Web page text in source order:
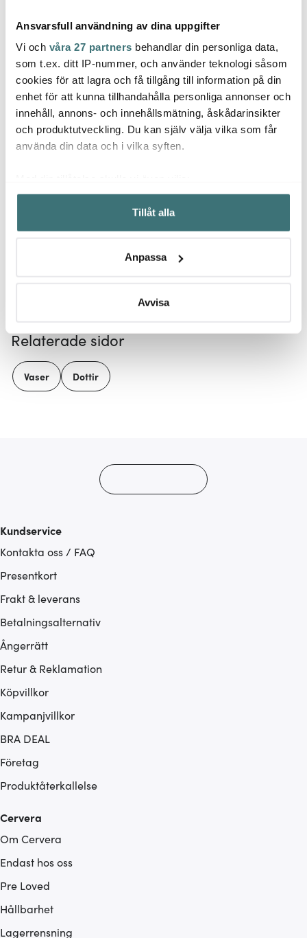
Ansvarsfull användning av dina uppgifter
Vi och våra 27 partners behandlar din personliga data,
som t.ex. ditt IP-nummer, och använder teknologi såsom
cookies för att lagra och få tillgång till information på din
enhet för att kunna tillhandahålla personliga annonser och
innehåll, annons- och innehållsmätning, åskådarinsikter
och produktutveckling. Du kan själv välja vilka som får
använda din data och i vilka syften.
Samla in information om din geografiska plats som
kan ha en noggrannhet på upp till flera meter
Identifiera din enhet genom att aktivt skanna den för
Ta reda på mer om hur dina personliga uppgifter
Du kan ändra eller dra tillbaka ditt samtycke när som
Vi använder cookies för att innehållet och annonserna
ska anpassas efter det som vi tror att du tycker om. Det
gör också att vi kan analysera vår trafik och göra
Tillåt alla
Anpassa
Avvisa
Dottir
Pipanella ljushållare
vägg 11,5 cm midnight
519 kr
Dottir
Winter Stories
ljushållare vägg räv
849 kr
Låt dig inspireras av våra kunder
Relaterade sidor
Vaser Dottir
Kundservice
Kontakta oss / FAQ
Presentkort
Frakt & leverans
Betalningsalternativ
Ångerrätt
Retur & Reklamation
Köpvillkor
Kampanjvillkor
BRA DEAL
Företag
Produktåterkallelse
Cervera
Om Cervera
Endast hos oss
Pre Loved
Hållbarhet
Lagerrensning